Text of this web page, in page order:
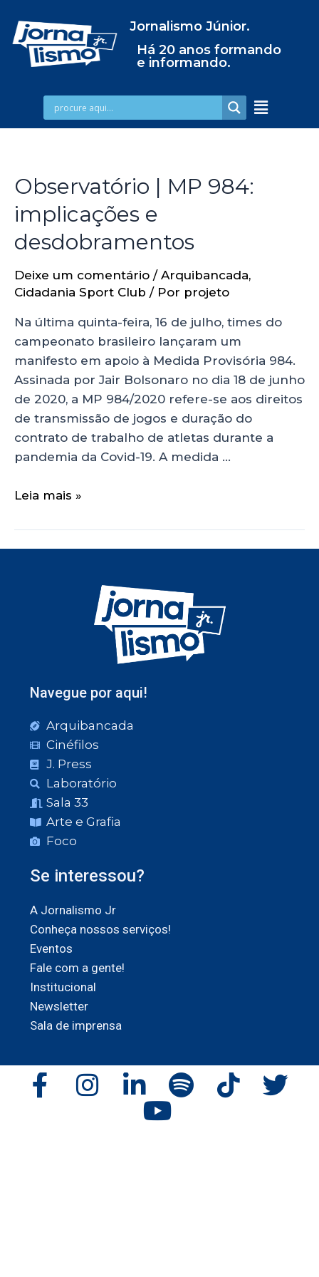
Jornalismo Júnior.
Há 20 anos formando
e informando.
Observatório | MP 984:
implicações e
desdobramentos
Deixe um comentário / Arquibancada,
Cidadania Sport Club / Por projeto
Na última quinta-feira, 16 de julho, times do
campeonato brasileiro lançaram um
manifesto em apoio à Medida Provisória 984.
Assinada por Jair Bolsonaro no dia 18 de junho
de 2020, a MP 984/2020 refere-se aos direitos
de transmissão de jogos e duração do
contrato de trabalho de atletas durante a
pandemia da Covid-19. A medida …
Leia mais »
Navegue por aqui!
Arquibancada
Cinéfilos
J. Press
Laboratório
Sala 33
Arte e Grafia
Foco
Se interessou?
A Jornalismo Jr
Conheça nossos serviços!
Eventos
Fale com a gente!
Institucional
Newsletter
Sala de imprensa